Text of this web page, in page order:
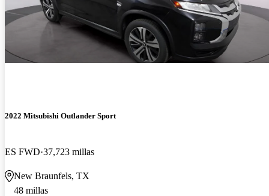
2022 Mitsubishi Outlander Sport
ES FWD 37,723 millas
New Braunfels, TX
48 millas